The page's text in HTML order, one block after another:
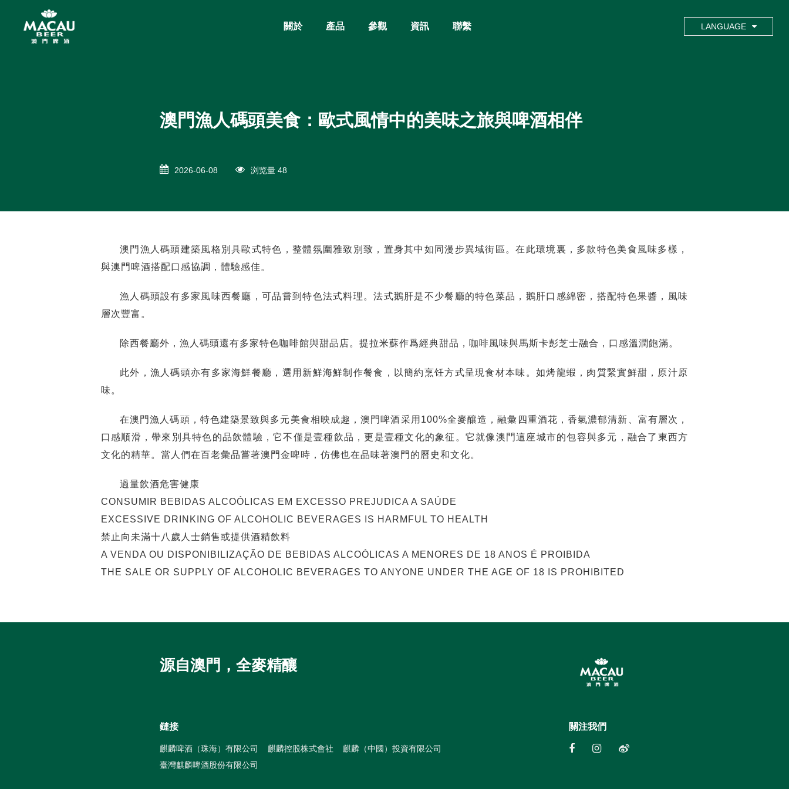
關於 產品 參觀 資訊 聯繫 LANGUAGE
澳門漁人碼頭美食：歐式風情中的美味之旅與啤酒相伴
2026-06-08 浏览量 48
澳門漁人碼頭建築風格別具歐式特色，整體氛圍雅致別致，置身其中如同漫步異域街區。在此環境裏，多款特色美食風味多樣，
與澳門啤酒搭配口感協調，體驗感佳。
漁人碼頭設有多家風味西餐廳，可品嘗到特色法式料理。法式鵝肝是不少餐廳的特色菜品，鵝肝口感綿密，搭配特色果醬，風味
層次豐富。
除西餐廳外，漁人碼頭還有多家特色咖啡館與甜品店。提拉米蘇作爲經典甜品，咖啡風味與馬斯卡彭芝士融合，口感溫潤飽滿。
此外，漁人碼頭亦有多家海鮮餐廳，選用新鮮海鮮制作餐食，以簡約烹饪方式呈現食材本味。如烤龍蝦，肉質緊實鮮甜，原汁原
味。
在澳門漁人碼頭，特色建築景致與多元美食相映成趣，澳門啤酒采用100%全麥釀造，融彙四重酒花，香氣濃郁清新、富有層次，
口感順滑，帶來別具特色的品飲體驗，它不僅是壹種飲品，更是壹種文化的象征。它就像澳門這座城市的包容與多元，融合了東西方
文化的精華。當人們在百老彙品嘗著澳門金啤時，仿佛也在品味著澳門的曆史和文化。
過量飲酒危害健康
CONSUMIR BEBIDAS ALCOÓLICAS EM EXCESSO PREJUDICA A SAÚDE
EXCESSIVE DRINKING OF ALCOHOLIC BEVERAGES IS HARMFUL TO HEALTH
禁止向未滿十八歲人士銷售或提供酒精飲料
A VENDA OU DISPONIBILIZAÇÃO DE BEBIDAS ALCOÓLICAS A MENORES DE 18 ANOS É PROIBIDA
THE SALE OR SUPPLY OF ALCOHOLIC BEVERAGES TO ANYONE UNDER THE AGE OF 18 IS PROHIBITED
源自澳門，全麥精釀
鏈接
麒麟啤酒（珠海）有限公司 麒麟控股株式會社
麒麟（中國）投資有限公司
臺灣麒麟啤酒股份有限公司
關注我們